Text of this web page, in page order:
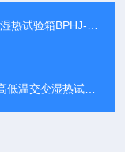
箱BPHJ-120B厂家
BPHJS-250B可比进口产品